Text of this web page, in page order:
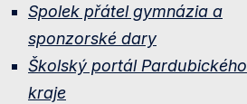
Spolek přátel gymnázia a
sponzorské dary
Školský portál Pardubického
kraje